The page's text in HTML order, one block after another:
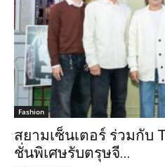
Fashion
สยามเซ็นเตอร์ ร่วมกับ
ชั่นพิเศษรับตรุษจี...